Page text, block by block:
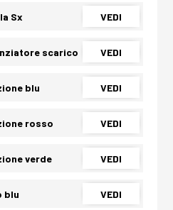
Sx VEDI
scarico VEDI
blu VEDI
rosso VEDI
verde VEDI
blu VEDI